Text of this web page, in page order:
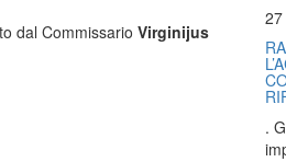
dal Commissario Virginijus
.